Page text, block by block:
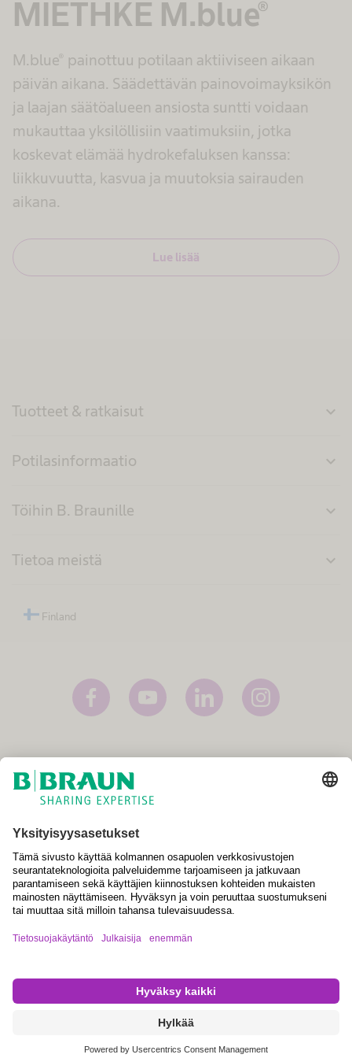
MIETHKE M.blue®
M.blue® painottuu potilaan aktiiviseen aikaan
päivän aikana. Säädettävän painovoimayksikön
ja laajan säätöalueen ansiosta suntti voidaan
mukauttaa yksilöllisiin vaatimuksiin, jotka
koskevat elämää hydrokefaluksen kanssa:
liikkuvuutta, kasvua ja muutoksia sairauden
aikana.
Lue lisää
Tuotteet & ratkaisut expand_more
Potilasinformaatio expand_more
Töihin B. Braunille expand_more
Tietoa meistä expand_more
Finland
Julkaisija
Käyttöehdot
Yksityisyydensuoja
Evästeasetukset
Kaikkia tuotteita ei ole rekisteröity ja hyväksytty myytäväksi kaikissa
lisätietoa tuotteesta/tuotteista, otathan yhteyttä B. Braunin
edustajaan. Tuotekuvat ovat viitteellisiä.